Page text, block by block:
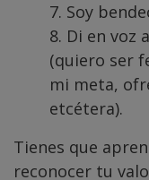
7. Soy
8. Di en voz
(quiero ser
mi meta,
etcétera).
Tienes que
reconocer tu